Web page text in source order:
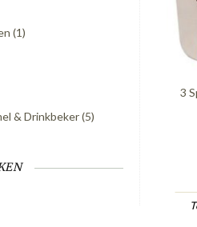
(1)
& Drinkbeker(5)
3